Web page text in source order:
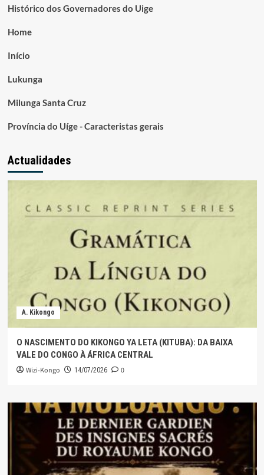
Histórico dos Governadores do Uige
Home
Início
Lukunga
Milunga Santa Cruz
Província do Uíge - Caracteristas gerais
Actualidades
A. Kikongo
O NASCIMENTO DO KIKONGO YA LETA (KITUBA): DA BAIXA
VALE DO CONGO À ÁFRICA CENTRAL
Wizi-Kongo 14/07/2026 0